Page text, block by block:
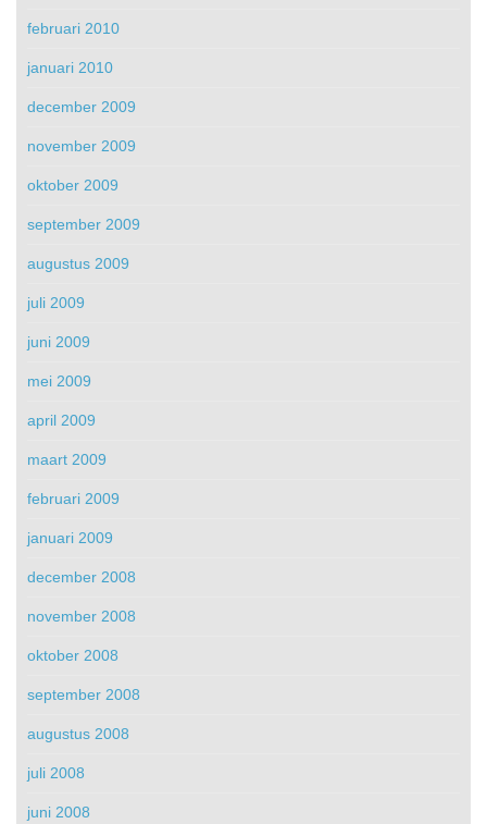
februari 2010
januari 2010
december 2009
november 2009
oktober 2009
september 2009
augustus 2009
juli 2009
juni 2009
mei 2009
april 2009
maart 2009
februari 2009
januari 2009
december 2008
november 2008
oktober 2008
september 2008
augustus 2008
juli 2008
juni 2008